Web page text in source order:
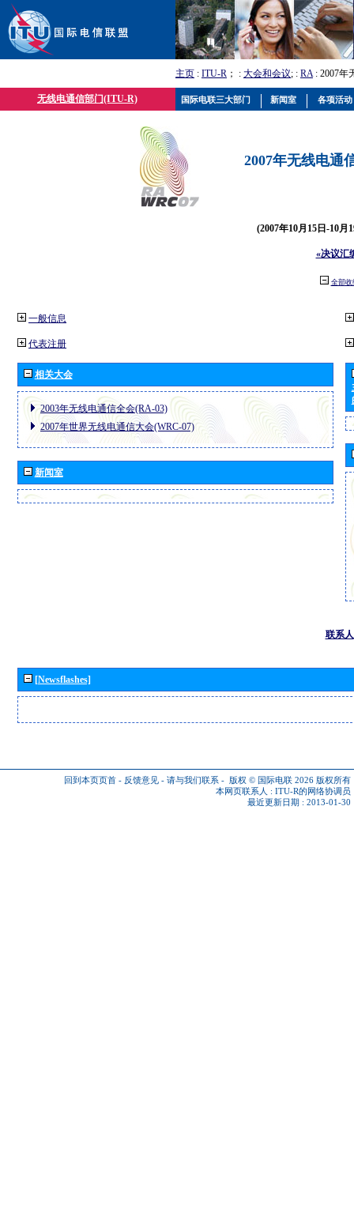
主页 : ITU-R ； : 大会和会议; : RA: 2007年
无线电通信部门(ITU-R)
2007年无线电通
(2007年10月15日-10月
«决议汇
全部收
一般信息
代表注册
相关大会
2003年无线电通信全会(RA-03)
2007年世界无线电通信大会(WRC-07)
新闻室
联系人
[Newsflashes]
回到本页页首 - 反馈意见 - 请与我们联系 - 版权 © 国际电联 2026 版权所有
本网页联系人 : ITU-R的网络协调员
最近更新日期 : 2013-01-30
国际电联三大部门 新闻室 各项活动